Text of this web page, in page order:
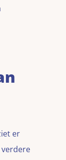
er